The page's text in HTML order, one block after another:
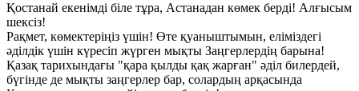
Қостанай екенімді біле тұра, Астанадан көмек берді! Алғысым
шексіз!
Рақмет, көмектеріңіз үшін! Өте қуаныштымын, еліміздегі
әділдік үшін күресіп жүрген мықты Заңгерлердің барына!
Қазақ тарихындағы "қара қылды қақ жарған" әділ билердей,
бүгінде де мықты заңгерлер бар, солардың арқасында